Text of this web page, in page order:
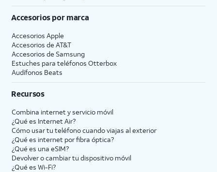
Accesorios por marca
Accesorios Apple
Accesorios de AT&T
Accesorios de Samsung
Estuches para teléfonos Otterbox
Audífonos Beats
Recursos
Combina internet y servicio móvil
¿Qué es Internet Air?
Cómo usar tu teléfono cuando viajas al exterior
¿Qué es internet por fibra óptica?
¿Qué es una eSIM?
Devolver o cambiar tu dispositivo móvil
¿Qué es Wi-Fi?